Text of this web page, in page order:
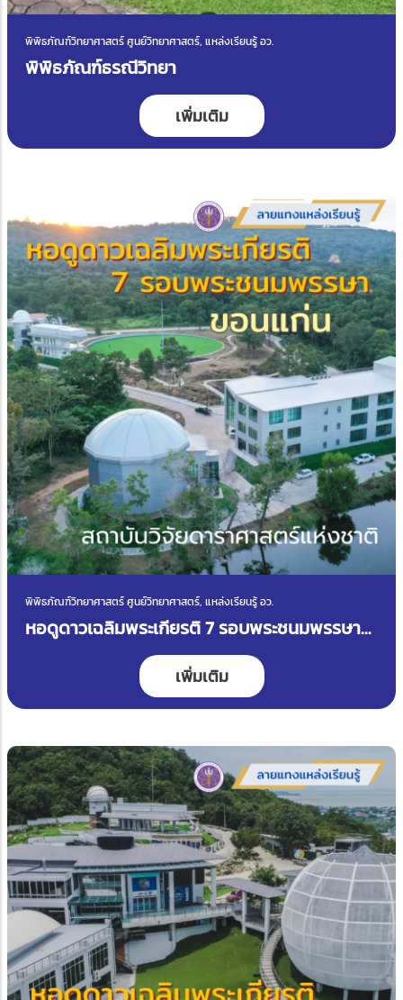
พิพิธภัณฑ์วิทยาศาสตร์ ศูนย์วิทยาศาสตร์, แหล่งเรียนรู้ อว.
พิพิธภัณฑ์ธรณีวิทยา
เพิ่มเติม
พิพิธภัณฑ์วิทยาศาสตร์ ศูนย์วิทยาศาสตร์, แหล่งเรียนรู้ อว.
หอดูดาวเฉลิมพระเกียรติ 7 รอบพระชนมพรรษา
เพิ่มเติม